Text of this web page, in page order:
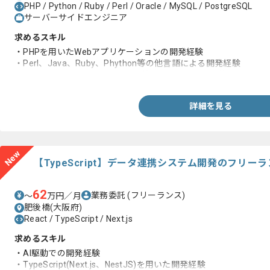
PHP / Python / Ruby / Perl / Oracle / MySQL / PostgreSQL
サーバーサイドエンジニア
求めるスキル
・PHPを用いたWebアプリケーションの開発経験
・Perl、Java、Ruby、Phython等の他言語による開発経験
詳細を見る
New 【TypeScript】データ連携システム開発のフリー
〜62万円／月 業務委託(フリーランス)
肥後橋(大阪府)
React / TypeScript / Next.js
求めるスキル
・AI駆動での開発経験
・TypeScript(Next.js、NestJS)を用いた開発経験